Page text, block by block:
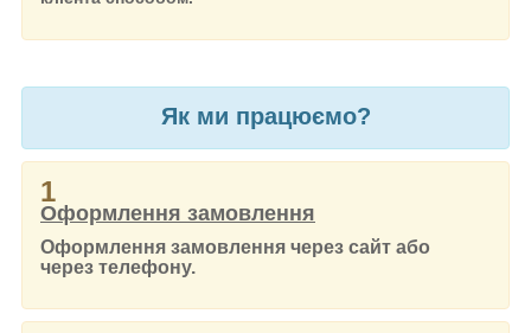
Як ми працюємо?
1
Оформлення замовлення
Оформлення замовлення через сайт або
через телефону.